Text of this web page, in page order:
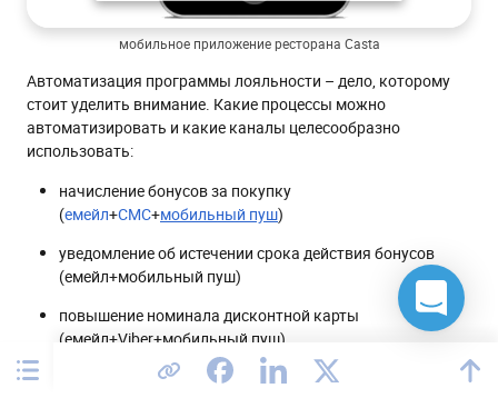
мобильное приложение ресторана Casta
Автоматизация программы лояльности – дело, которому
стоит уделить внимание. Какие процессы можно
автоматизировать и какие каналы целесообразно
использовать:
начисление бонусов за покупку
(емейл+СМС+мобильный пуш)
уведомление об истечении срока действия бонусов
(емейл+мобильный пуш)
повышение номинала дисконтной карты
(емейл+Viber+мобильный пуш)
начисление подарочных баллов или предоставление